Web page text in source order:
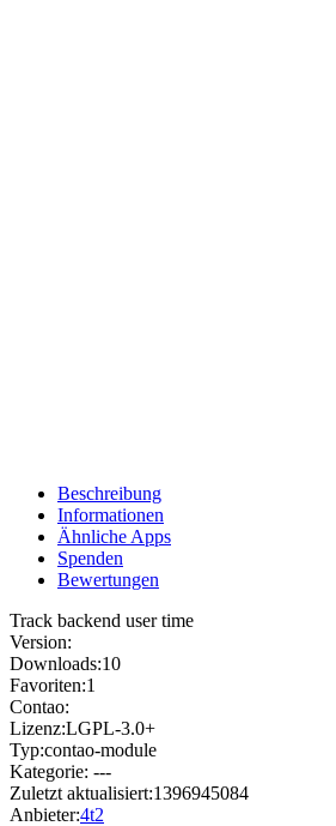
Beschreibung
Informationen
Ähnliche Apps
Spenden
Bewertungen
Track backend user time
Version:
Downloads:10
Favoriten:1
Contao:
Lizenz:LGPL-3.0+
Typ:contao-module
Kategorie: ---
Zuletzt aktualisiert:1396945084
Anbieter:4t2